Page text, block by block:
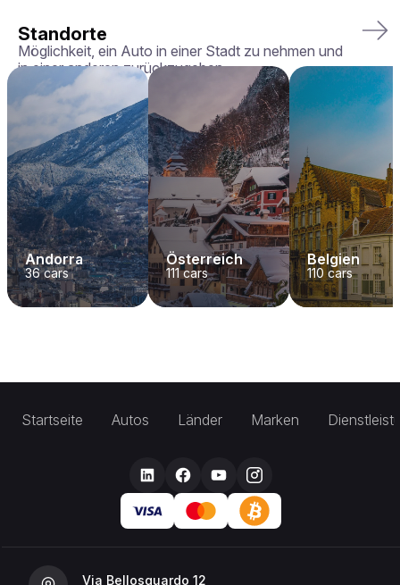
Standorte
Möglichkeit, ein Auto in einer Stadt zu nehmen und
in einer anderen zurückzugeben
Andorra
36cars
Österreich
111cars
Belgien
110 cars
Startseite Autos Länder Marken
Via Bellosguardo 12